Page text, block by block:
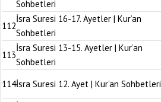
Sohbetleri
112
İsra Suresi 16-17. Ayetler | Kur’an
Sohbetleri
113
İsra Suresi 13-15. Ayetler | Kur’an
Sohbetleri
114İsra Suresi 12. Ayet | Kur’an Sohbetleri